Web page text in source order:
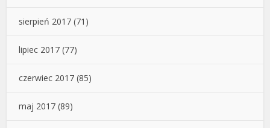
sierpień 2017 (71)
lipiec 2017 (77)
czerwiec 2017 (85)
maj 2017 (89)